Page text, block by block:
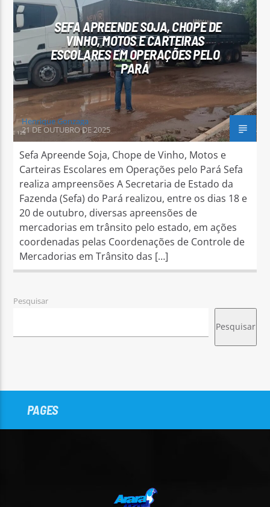
Arara Azul FM
SEFA APREENDE SOJA, CHOPE DE
VINHO, MOTOS E CARTEIRAS
ESCOLARES EM OPERAÇÕES PELO
PARÁ
Henrique Gonzaga
21 DE OUTUBRO DE 2025
Sefa Apreende Soja, Chope de Vinho, Motos e
Carteiras Escolares em Operações pelo Pará Sefa
realiza ampreensões A Secretaria de Estado da
Fazenda (Sefa) do Pará realizou, entre os dias 18 e
20 de outubro, diversas apreensões de
mercadorias em trânsito pelo estado, em ações
coordenadas pelas Coordenações de Controle de
Mercadorias em Trânsito das […]
Pesquisar
Pesquisar
PAGES